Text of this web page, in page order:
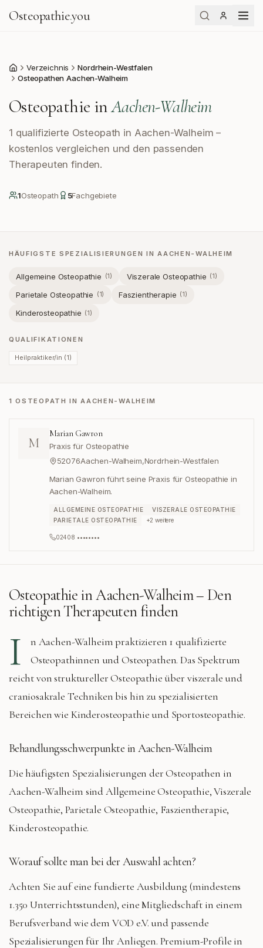
Osteopathie.you
Start Verzeichnis
Nordrhein-Westfalen
Osteopathen Aachen-Walheim
Osteopathie inAachen-Walheim
1 qualifizierte Osteopath in Aachen-Walheim –
kostenlos vergleichen und den passenden
Therapeuten finden.
1Osteopath 5Fachgebiete
HÄUFIGSTE SPEZIALISIERUNGEN INAACHEN-WALHEIM
Allgemeine Osteopathie (1) Viszerale Osteopathie (1)
Parietale Osteopathie (1) Faszientherapie (1)
Kinderosteopathie (1)
QUALIFIKATIONEN
Heilpraktiker/in (1)
1 OSTEOPATH IN AACHEN-WALHEIM
M
Marian Gawron
Praxis für Osteopathie
52076Aachen-Walheim,Nordrhein-Westfalen
Marian Gawron führt seine Praxis für Osteopathie in
Aachen-Walheim.
ALLGEMEINE OSTEOPATHIE
VISZERALE OSTEOPATHIE
PARIETALE OSTEOPATHIE
+2 weitere
02408 ••••••••
Osteopathie inAachen-Walheim– Den
richtigen Therapeuten finden
I n Aachen-Walheimpraktizieren 1 qualifizierte
Osteopathinnen und Osteopathen. Das Spektrum
reicht von struktureller Osteopathie über viszerale und
craniosakrale Techniken bis hin zu spezialisierten
Bereichen wie Kinderosteopathie und Sportosteopathie.
Behandlungsschwerpunkte inAachen-Walheim
Die häufigsten Spezialisierungen der Osteopathen in
Aachen-Walheim sindAllgemeine Osteopathie, Viszerale
Osteopathie, Parietale Osteopathie, Faszientherapie,
Kinderosteopathie.
Worauf sollte man bei der Auswahl achten?
Achten Sie auf eine fundierte Ausbildung (mindestens
1.350 Unterrichtsstunden), eine Mitgliedschaft in einem
Berufsverband wie dem VOD e.V. und passende
Spezialisierungen für Ihr Anliegen. Premium-Profile in